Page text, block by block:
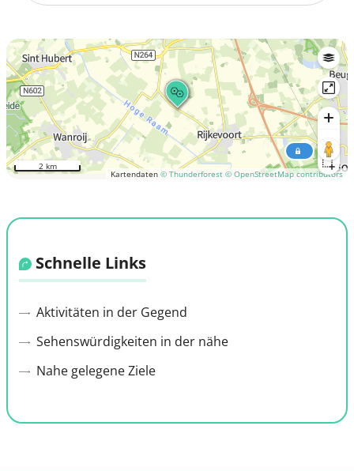
Kartendaten © Thunderforest © OpenStreetMap contributors
2 km
Schnelle Links
Aktivitäten in der Gegend
Sehenswürdigkeiten in der nähe
Nahe gelegene Ziele